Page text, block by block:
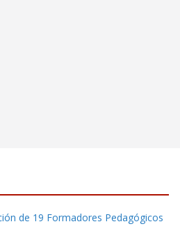
de 19 Formadores Pedagógicos